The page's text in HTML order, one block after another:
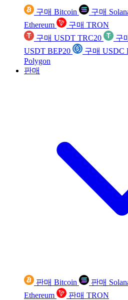
구매 Bitcoin 구매
Ethereum
구매 TRON
구매 USDT TRC20
구
USDT BEP20
구매 USDC
Polygon
판매
판매 Bitcoin 판매
Ethereum
판매 TRON